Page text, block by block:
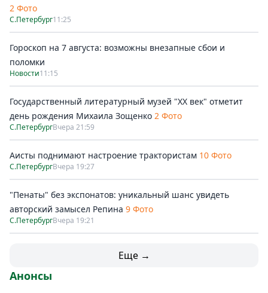
2 Фото
С.Петербург11:25
Гороскоп на 7 августа: возможны внезапные сбои и
поломки
Новости11:15
Государственный литературный музей "ХХ век" отметит
день рождения Михаила Зощенко 2 Фото
С.ПетербургВчера 21:59
Аисты поднимают настроение трактористам 10 Фото
С.ПетербургВчера 19:27
"Пенаты" без экспонатов: уникальный шанс увидеть
авторский замысел Репина 9 Фото
С.ПетербургВчера 19:21
Еще →
Анонсы